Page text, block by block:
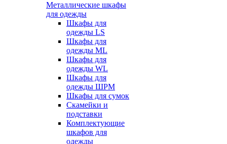
Металлические шкафы
для одежды
Шкафы для
одежды LS
Шкафы для
одежды ML
Шкафы для
одежды WL
Шкафы для
одежды ШРМ
Шкафы для сумок
Скамейки и
подставки
Комплектующие
шкафов для
одежды